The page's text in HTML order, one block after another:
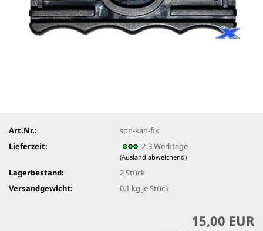
Art.Nr.:
son-kan-fix
Lieferzeit:
2-3 Werktage
(Ausland abweichend)
Lagerbestand: 2 Stück
Versandgewicht:
0.1 kg je Stück
15,00 EUR